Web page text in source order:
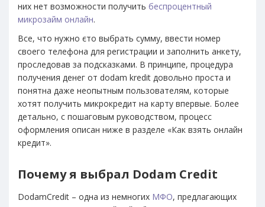
них нет возможности получить беспроцентный
микрозайм онлайн.
Все, что нужно єто выбрать сумму, ввести номер
своего телефона для регистрации и заполнить анкету,
проследовав за подсказками. В принципе, процедура
получения денег от dodam kredit довольно проста и
понятна даже неопытным пользователям, которые
хотят получить микрокредит на карту впервые. Более
детально, с пошаговым руководством, процесс
оформления описан ниже в разделе «Как взять онлайн
кредит».
Почему я выбрал Dodam Credit
DodamCredit – одна из немногих МФО, предлагающих